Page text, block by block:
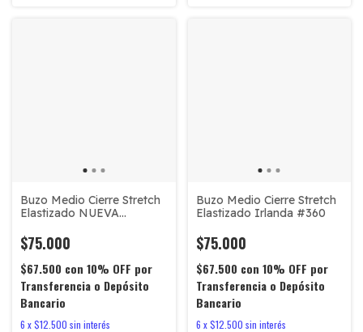
Buzo Medio Cierre Stretch
Elastizado NUEVA
$75.000
$67.500 con 10% OFF por
Transferencia o Depósito
Bancario
6 x$12.500 sin interés
Buzo Medio Cierre Stretch
Elastizado Irlanda #360
$75.000
$67.500 con 10% OFF por
Transferencia o Depósito
Bancario
6 x$12.500 sin interés